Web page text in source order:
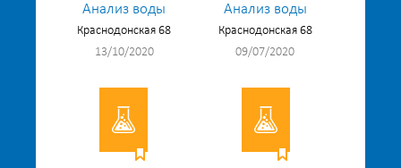
Анализ воды
Краснодонская 68
13/10/2020
Анализ воды
Краснодонская 68
09/07/2020